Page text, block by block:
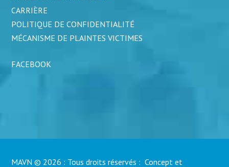
CARRIÈRE
POLITIQUE DE CONFIDENTIALITÉ
MÉCANISME DE PLAINTES VICTIMES
FACEBOOK
MAVN © 2026 : Tous droits réservés : Concept et